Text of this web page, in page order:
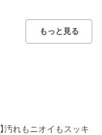
もっと見る
汚れもニオイもスッキ